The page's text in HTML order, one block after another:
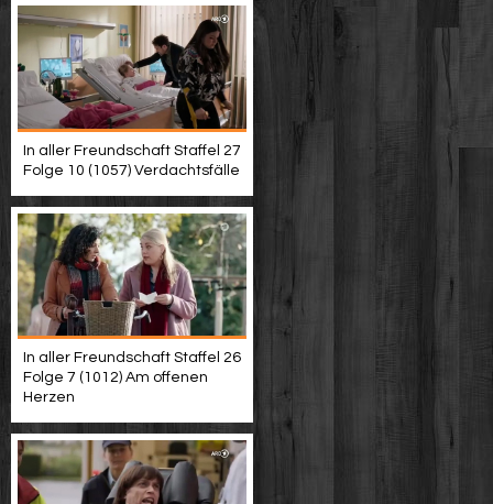
In aller Freundschaft Staffel 27
Folge 10 (1057) Verdachtsfälle
In aller Freundschaft Staffel 26
Folge 7 (1012) Am offenen
Herzen